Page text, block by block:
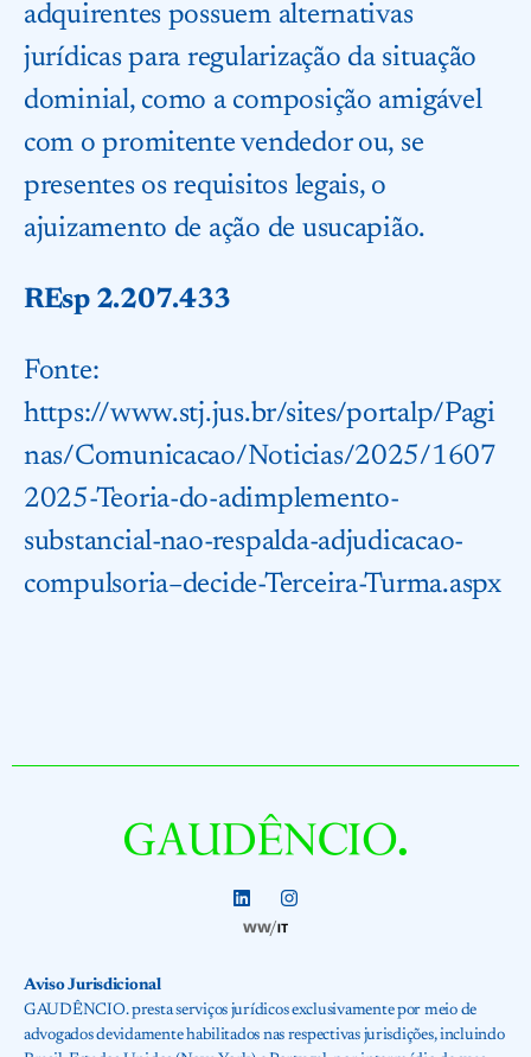
adquirentes possuem alternativas
jurídicas para regularização da situação
dominial, como a composição amigável
com o promitente vendedor ou, se
presentes os requisitos legais, o
ajuizamento de ação de usucapião.
REsp 2.207.433
Fonte:
https://www.stj.jus.br/sites/portalp/Pagi
nas/Comunicacao/Noticias/2025/1607
2025-Teoria-do-adimplemento-
substancial-nao-respalda-adjudicacao-
compulsoria–decide-Terceira-Turma.aspx
Aviso Jurisdicional
GAUDÊNCIO. presta serviços jurídicos exclusivamente por meio de
advogados devidamente habilitados nas respectivas jurisdições, incluindo